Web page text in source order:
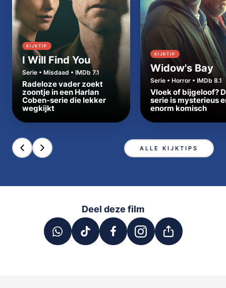
KIJKTIP
I Will Find You
Serie • Misdaad • IMDb 7.1
Radeloze vader zoekt
zoontje in een Harlan
Coben-serie die lekker
wegkijkt
KIJKTIP
Widow's Bay
Serie • Horror • IMDb 8.1
Vloek of bijgeloof?
serie is mysterieus
enorm komisch
ALLE KIJKTIPS
Deel deze film